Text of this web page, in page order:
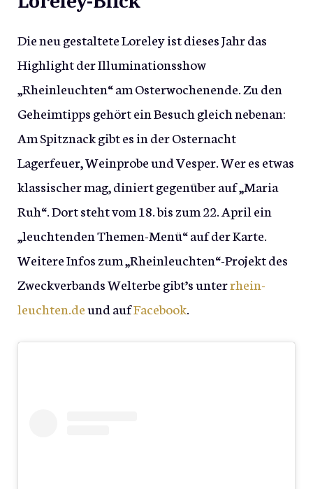
Die neu gestaltete Loreley ist dieses Jahr das
Highlight der Illuminationsshow
„Rheinleuchten“ am Osterwochenende. Zu den
Geheimtipps gehört ein Besuch gleich nebenan:
Am Spitznack gibt es in der Osternacht
Lagerfeuer, Weinprobe und Vesper. Wer es etwas
klassischer mag, diniert gegenüber auf „Maria
Ruh“. Dort steht vom 18. bis zum 22. April ein
„leuchtenden Themen-Menü“ auf der Karte.
Weitere Infos zum „Rheinleuchten“-Projekt des
Zweckverbands Welterbe gibt’s unterrhein-
leuchten.deund aufFacebook.